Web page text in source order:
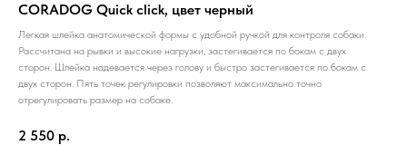
CORADOG Quick click, цвет черный
Легкая шлейка анатомической формы с удобной ручкой для контроля собаки.
Рассчитана на рывки и высокие нагрузки, застегивается по бокам с двух
сторон. Шлейка надевается через голову и быстро застегивается по бокам с
двух сторон. Пять точек регулировки позволяют максимально точно
отрегулировать размер на собаке.
2 550 р.